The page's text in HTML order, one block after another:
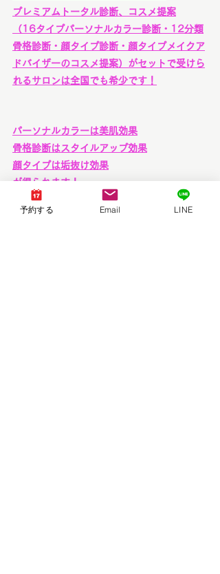
プレミアムトータル診断、コスメ提案
（16タイプパーソナルカラー診断・12分類
骨格診断・顔タイプ診断・顔タイプメイクア
ドバイザーのコスメ提案）がセットで受けら
れるサロンは全国でも希少です！
パーソナルカラーは美肌効果
骨格診断はスタイルアップ効果
顔タイプは垢抜け効果
が得られます！
「似合う」には全ての診断が必須で、バラン
予約する Email LINE